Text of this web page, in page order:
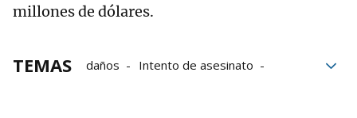
millones de dólares.
TEMAS daños
Intento de asesinato